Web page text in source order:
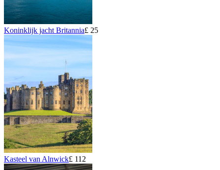
Koninklijk jacht Britannia£ 25
Kasteel van Alnwick£ 112